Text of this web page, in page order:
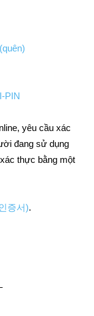
PIN
yêu cầu xác
đang sử dụng
thực bằng một
증서).